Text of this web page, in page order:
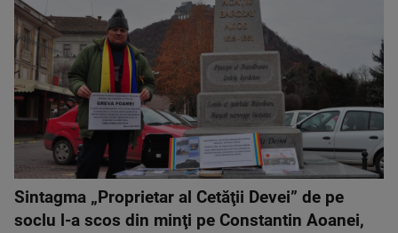
Sintagma „Proprietar al Cetăţii Devei” de pe
soclu l-a scos din minţi pe Constantin Aoanei,